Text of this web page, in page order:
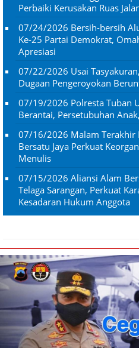
Perbaiki Kerusakan Ruas
07/24/2026 Bersih-bersih
Ke-25 Partai Demokrat,
Apresiasi
07/22/2026 Usai
Dugaan Pengeroyokan
07/19/2026 Polresta Tuban
Berantai, Persetubuhan
07/16/2026 Malam Terakhir
Bersatu Jaya Perkuat
Menulis
07/15/2026 Aliansi Alam
Telaga Sarangan, Perkuat
Kesadaran Hukum Anggota